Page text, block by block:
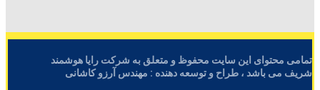
تمامی محتوای این سایت محفوظ و متعلق به شرکت رایا هوشمند
شریف می باشد ، طراح و توسعه دهنده : مهندس آرزو کاشانی